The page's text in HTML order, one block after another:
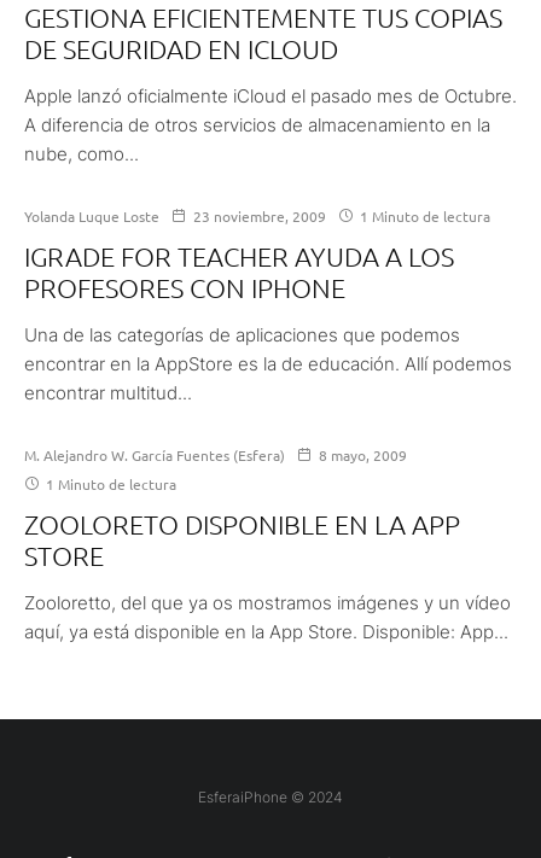
GESTIONA EFICIENTEMENTE TUS COPIAS
DE SEGURIDAD EN ICLOUD
Apple lanzó oficialmente iCloud el pasado mes de Octubre.
A diferencia de otros servicios de almacenamiento en la
nube, como...
Yolanda Luque Loste 23 noviembre, 2009 1 Minuto de lectura
IGRADE FOR TEACHER AYUDA A LOS
PROFESORES CON IPHONE
Una de las categorías de aplicaciones que podemos
encontrar en la AppStore es la de educación. Allí podemos
encontrar multitud...
M. Alejandro W. García Fuentes (Esfera)
8 mayo, 2009
1 Minuto de lectura
ZOOLORETO DISPONIBLE EN LA APP
STORE
Zooloretto, del que ya os mostramos imágenes y un vídeo
aquí, ya está disponible en la App Store. Disponible: App...
EsferaiPhone © 2024